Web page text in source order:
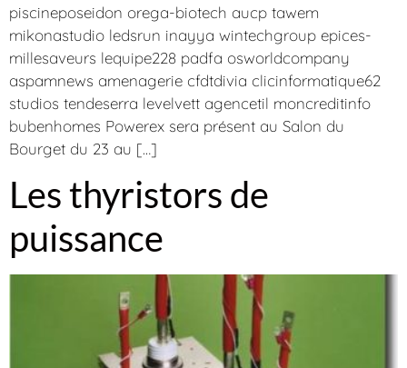
piscineposeidon orega-biotech aucp tawem
mikonastudio ledsrun inayya wintechgroup epices-
millesaveurs lequipe228 padfa osworldcompany
aspamnews amenagerie cfdtdivia clicinformatique62
studios tendeserra levelvett agencetil moncreditinfo
bubenhomes Powerex sera présent au Salon du
Bourget du 23 au […]
Les thyristors de
puissance